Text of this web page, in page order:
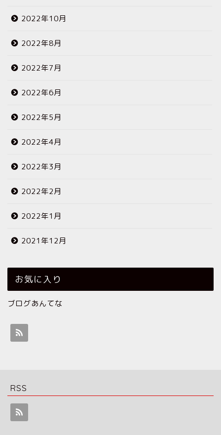
2022年10月
2022年8月
2022年7月
2022年6月
2022年5月
2022年4月
2022年3月
2022年2月
2022年1月
2021年12月
お気に入り
ブログあんてな
RSS